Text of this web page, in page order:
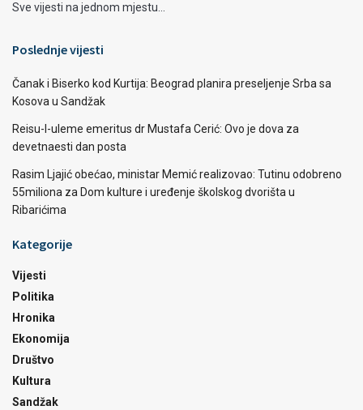
Sve vijesti na jednom mjestu...
Poslednje vijesti
Čanak i Biserko kod Kurtija: Beograd planira preseljenje Srba sa
Kosova u Sandžak
Reisu-l-uleme emeritus dr Mustafa Cerić: Ovo je dova za
devetnaesti dan posta
Rasim Ljajić obećao, ministar Memić realizovao: Tutinu odobreno
55miliona za Dom kulture i uređenje školskog dvorišta u
Ribarićima
Kategorije
Vijesti
Politika
Hronika
Ekonomija
Društvo
Kultura
Sandžak